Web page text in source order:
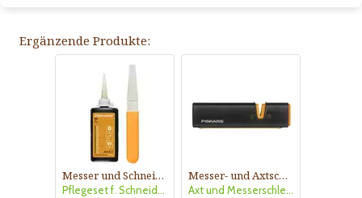
Ergänzende Produkte:
Messer und Schneidwerkzeuge Pflegeset
Pflegeset f. Schneidwerkzeuge
Messer- und Axtschärfer
Axt und Messerschleifer